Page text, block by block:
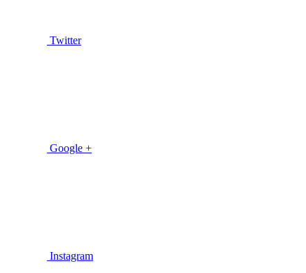
Twitter
Google +
Instagram